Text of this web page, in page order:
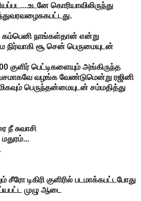
கொரியாவிலிருந்து
கம்பெனி நாங்கள்தான் என்று
சூ சென் பெருமையுடன்
குளிர் பெட்டிகளையும் அங்கிருந்த
வழங்க வேண்டுமென்று ரஜினி
பெருந்தன்மையுடன் சம்மதித்து
நீ சுவாசி
சீரோ டிகிரி குளிரில் படமாக்கபட்டபோது
முழு ஆடை